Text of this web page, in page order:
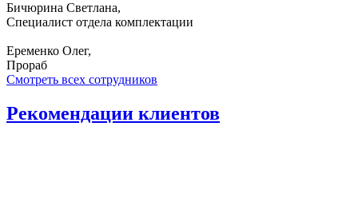
Бичюрина Светлана,
Специалист отдела комплектации
Еременко Олег,
Прораб
Смотреть всех сотрудников
Рекомендации клиентов